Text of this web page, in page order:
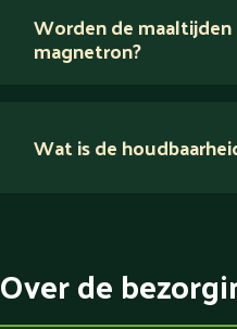
Verlaagd in zout
Worden de
magnetron?
Wat is de
Over de